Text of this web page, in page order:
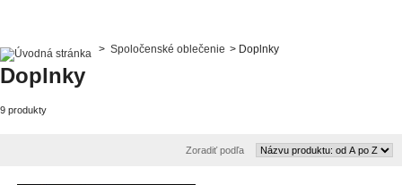
> Spoločenské oblečenie > Doplnky
Doplnky
9 produkty
Zoradiť podľa